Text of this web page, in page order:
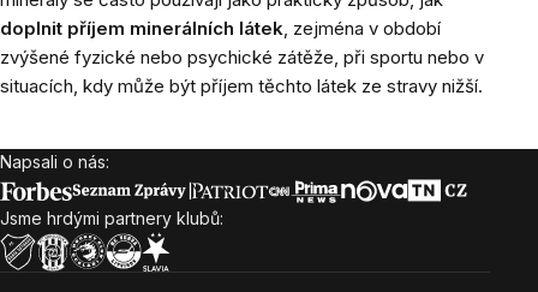
doplnit příjem minerálních látek, zejména v období
zvýšené fyzické nebo psychické zátěže, při sportu nebo v
situacích, kdy může být příjem těchto látek ze stravy nižší.
Zápatí
Napsali o nás:
Jsme hrdými partnery klubů: